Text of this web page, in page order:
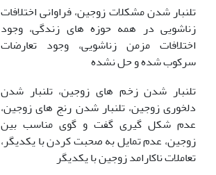
تلنبار شدن مشکلات زوجین، فراوانی اختلافات
زناشویی در همه حوزه های زندگی، وجود
اختلافات مزمن زناشویی، وجود تعارضات
سرکوب شده و حل نشده
تلنبار شدن زخم های زوجین، تلنبار شدن
دلخوری زوجین، تلنبار شدن رنج های زوجین،
عدم شکل گیری گفت و گوی مناسب بین
زوجین، عدم تمایل به صحبت کردن با یکدیگر،
تعاملات ناکارامد زوجین با یکدیگر